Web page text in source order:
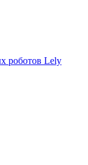
роботов Lely